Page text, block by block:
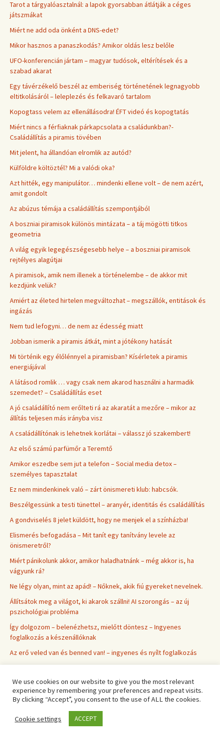
Tarot a tárgyalóasztalnál: a lapok gyorsabban átlátják a céges
játszmákat
Miért ne add oda önként a DNS-edet?
Mikor hasznos a panaszkodás? Amikor oldás lesz belőle
UFO-konferencián jártam – magyar tudósok, eltérítések és a
szabad akarat
Egy távérzékelő beszél az emberiség történetének legnagyobb
eltitkolásáról – leleplezés és felkavaró tartalom
Kopogtass velem az ellenállásodra! ÉFT videó és kopogtatás
Miért nincs a férfiaknak párkapcsolata a családunkban?-
Családállítás a piramis tövében
Mit jelent, ha állandóan elromlik az autód?
Külföldre költöztél? Mi a valódi oka?
Azt hitték, egy manipulátor… mindenki ellene volt – de nem azért,
amit gondolt
Az abúzus témája a családállítás szempontjából
A boszniai piramisok különös mintázata – a táj mögötti titkos
geometria
A világ egyik legegészségesebb helye – a boszniai piramisok
rejtélyes alagútjai
A piramisok, amik nem illenek a történelembe – de akkor mit
kezdjünk velük?
Amiért az életed hirtelen megváltozhat – megszállók, entitások és
ingázás
Nem tud lefogyni… de nem az édesség miatt
Jobban ismerik a piramis átkát, mint a jótékony hatását
Mi történik egy élőlénnyel a piramisban? Kísérletek a piramis
energiájával
A látásod romlik … vagy csak nem akarod használni a harmadik
szemedet? – Családállítás eset
A jó családállító nem erőlteti rá az akaratát a mezőre – mikor az
állítás teljesen más irányba visz
A családállítónak is lehetnek korlátai – válassz jó szakembert!
Az első számú parfümőr a Teremtő
Amikor eszedbe sem jut a telefon – Social media detox –
személyes tapasztalat
Ez nem mindenkinek való – zárt önismereti klub: habcsók.
Beszélgessünk a testi tünettel – aranyér, identitás és családállítás
A gondviselés 8 jelet küldött, hogy ne menjek el a színházba!
Elismerés befogadása – Mit tanít egy tanítvány levele az
önismeretről?
Miért pánikolunk akkor, amikor haladhatnánk – még akkor is, ha
vágyunk rá?
Ne légy olyan, mint az apád! – Nőknek, akik fiú gyereket nevelnek.
Állítsátok meg a világot, ki akarok szállni! AI szorongás – az új
pszichológiai probléma
Így dolgozom – belenézhetsz, mielőtt döntesz – Ingyenes
foglalkozás a készenállóknak
Az erő veled van és benned van! – ingyenes és nyílt foglalkozás
„Miért szorongok, ha minden rendben van?” Esküvő előtti krízis
Hogy néz ki egy fedett családállítás – egy első alkalmas résztvevő
személyes tapasztalata
ügyet!
We use cookies on our website to give you the most relevant
experience by remembering your preferences and repeat visits.
By clicking “Accept”, you consent to the use of ALL the cookies.
Cookie settings ACCEPT